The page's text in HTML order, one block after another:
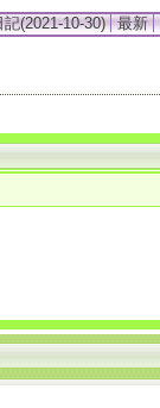
(2021-10-30) 最新